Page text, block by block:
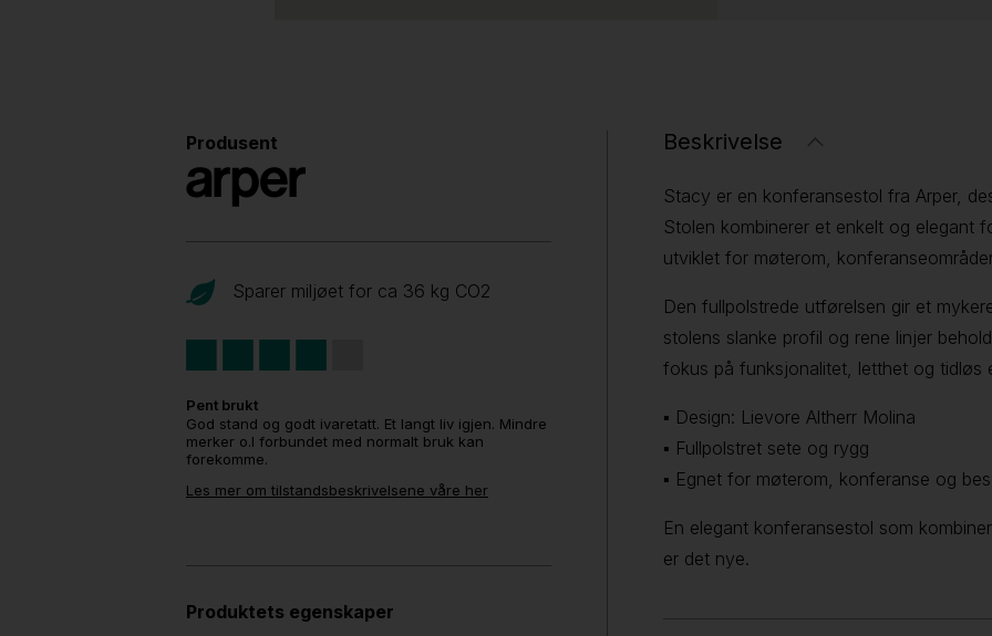
Produsent
Sparer miljøet for ca 36 kg CO2
Pent brukt
God stand og godt ivaretatt. Et langt liv igjen. Mindre
merker o.l forbundet med normalt bruk kan
forekomme.
Les mer om tilstandsbeskrivelsene våre her
Produktets egenskaper
Beskrivelse
Stacy er en konferansestol fra Arper,
Stolen kombinerer et enkelt og elegant
utviklet for møterom,
Den fullpolstrede utførelsen gir et
stolens slanke profil og rene linjer
fokus på funksjonalitet, letthet og tidløs
▪ Design: Lievore Altherr Molina
▪ Fullpolstret sete og rygg
▪ Egnet for møterom, konferanse og
En elegant konferansestol som
er det nye.